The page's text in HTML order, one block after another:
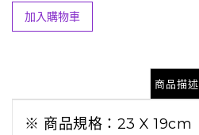
加入購物車
商品描述
※ 商品規格：23 X 19cm